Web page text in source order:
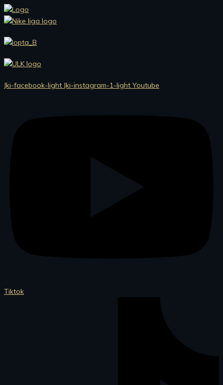
Preskočiť
na
Jki-facebook-light Jki-instagram-1-light Youtube
Tiktok